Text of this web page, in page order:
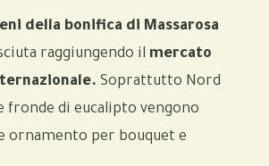
della bonifica di Massarosa
raggiungendo il mercato
Soprattutto Nord
fronde di eucalipto vengono
ornamento per bouquet e